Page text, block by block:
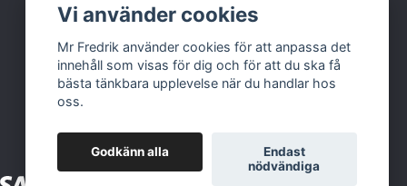
Vi använder cookies
Mr Fredrik använder cookies för att anpassa det
innehåll som visas för dig och för att du ska få
bästa tänkbara upplevelse när du handlar hos
oss.
Godkänn alla
Endast
nödvändiga